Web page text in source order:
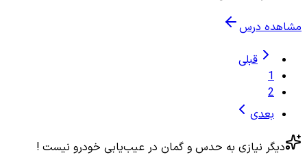
مشاهده درس
قبلی
1
2
بعدی
دیگر نیازی به حدس و گمان در عیب‌یابی خودرو نیست !